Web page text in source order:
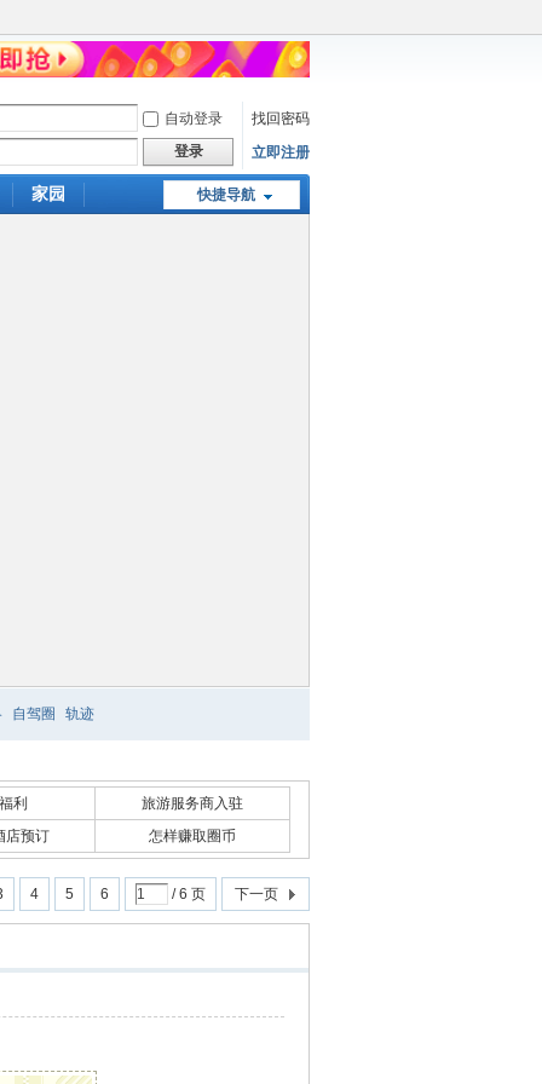
自动登录
找回密码
登录
立即注册
快捷导航
家园
自驾圈 轨迹
利
旅游服务商入驻
店预订
怎样赚取圈币
4 5 6 / 6 页 下一页